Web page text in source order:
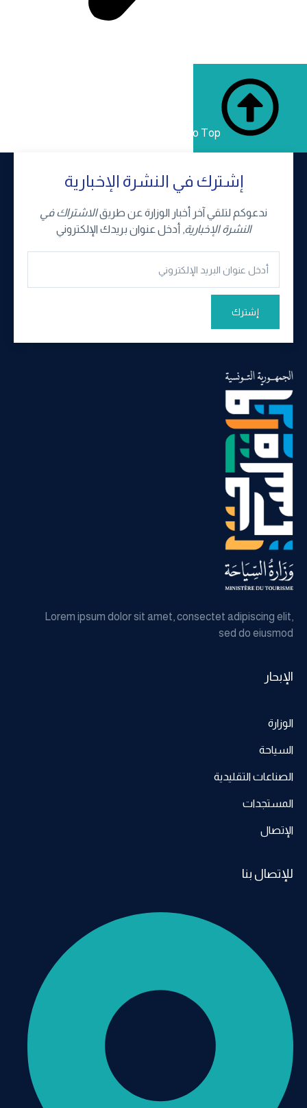
Back to Top
إشترك في النشرة الإخبارية
ندعوكم لتلقي آخر أخبار الوزارة عن طريقالاشتراك في
النشرة الإخبارية, أدخل عنوان بريدك الإلكتروني
إشترك
Lorem ipsum dolor sit amet, consectet adipiscing elit,
sed do eiusmod
الإبحار
الوزارة
السياحة
الصناعات التقليدية
المستجدات
الإتصال
للإتصال بنا